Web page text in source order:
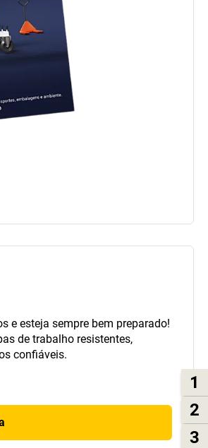
1
2
3
e esteja sempre bem preparado!
de trabalho resistentes,
confiáveis.